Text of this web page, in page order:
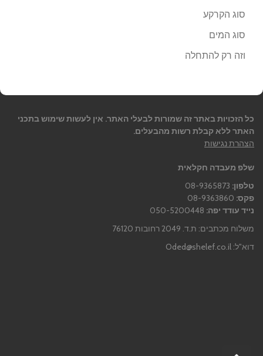
סוג הקרקע
סוג המים
וזה רק להתחלה
כל הזכויות באתר זה שמורות לבעלי האתר. אין לעשות שימוש בתכני
האתר ללא קבלת רשות מהבעלים.
הצהרת נגישות
שלפ מעבדה חקלאית
טלפון:
פקס:
נייד עודד יפה:
משלוח מכתבים: ת.ד. 2049 רחובות 76120
דוא"ל: Oded@shelef.co.il